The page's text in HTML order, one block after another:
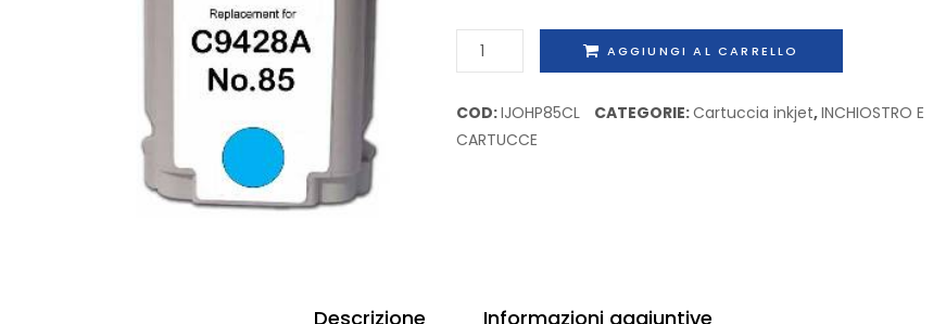
C13T603900
Cartuccia
inkjet
light
Compatibile
AGGIUNGI AL CARRELLO
COD:IJOHP85CL CATEGORIE:Cartuccia inkjet,INCHIOSTRO E
CARTUCCE
Descrizione Informazioni aggiuntive